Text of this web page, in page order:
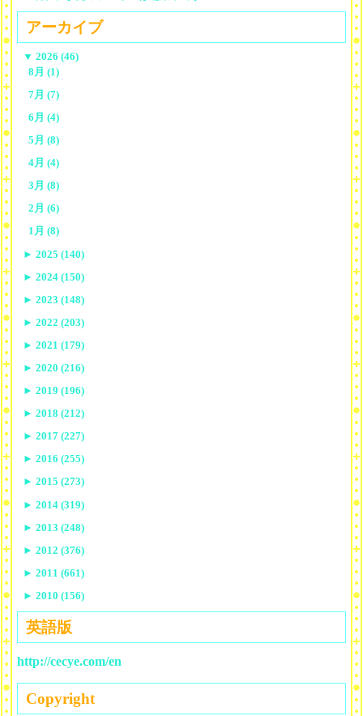
アーカイブ
▼ 2026 (46)
8月 (1)
7月 (7)
6月 (4)
5月 (8)
4月 (4)
3月 (8)
2月 (6)
1月 (8)
► 2025 (140)
► 2024 (150)
► 2023 (148)
► 2022 (203)
► 2021 (179)
► 2020 (216)
► 2019 (196)
► 2018 (212)
► 2017 (227)
► 2016 (255)
► 2015 (273)
► 2014 (319)
► 2013 (248)
► 2012 (376)
► 2011 (661)
► 2010 (156)
英語版
http://cecye.com/en
Copyright